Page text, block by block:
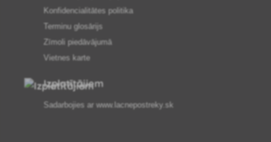
Konfidencialitātes politika
Terminu glosārijs
Zīmoli piedāvājumā
Vietnes karte
Izplatītājiem
Sadarbojies ar www.lacnepostreky.sk